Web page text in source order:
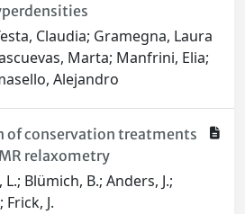
Claudia; Gramegna, Laura
Marta; Manfrini, Elia;
Alejandro
of conservation treatments
relaxometry
Blümich, B.; Anders, J.;
J.